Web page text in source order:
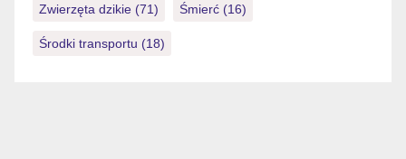
Zwierzęta dzikie (71) Śmierć (16)
Środki transportu (18)